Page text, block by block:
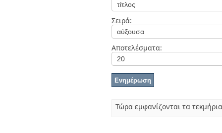
Σειρά:
Αποτελέσματα:
Τώρα εμφανίζονται τα